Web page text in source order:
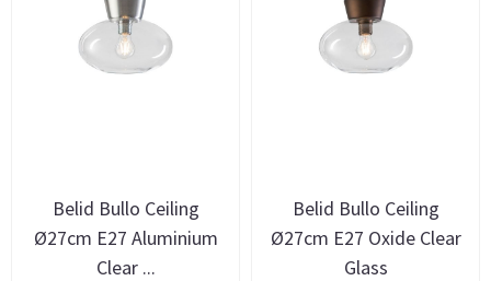
Belid Bullo Ceiling
Ø27cm E27 Aluminium
Clear ...
Belid Bullo Ceiling
Ø27cm E27 Oxide Clear
Glass